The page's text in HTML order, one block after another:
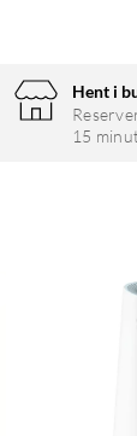
Hent i
15